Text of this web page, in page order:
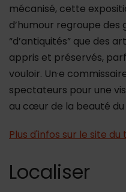
mécanisé, cette
d’humour regroupe des
“d’antiquités” que des
appris et préservés,
vouloir. Un·e
spectateurs pour une
au cœur de la beauté du
Plus d'infos sur le site
Localiser